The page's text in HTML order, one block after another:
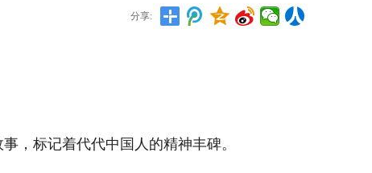
分享:
，标记着代代中国人的精神丰碑。